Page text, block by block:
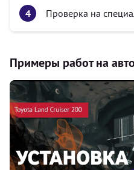
Проверка на
Примеры работ на